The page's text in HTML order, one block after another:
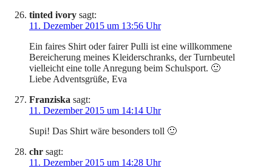
tinted ivory sagt:
11. Dezember 2015 um 13:56 Uhr
Ein faires Shirt oder fairer Pulli ist eine willkommene
Bereicherung meines Kleiderschranks, der Turnbeutel
vielleicht eine tolle Anregung beim Schulsport. 🙂
Liebe Adventsgrüße, Eva
Franziska sagt:
11. Dezember 2015 um 14:14 Uhr
Supi! Das Shirt wäre besonders toll 🙂
chr sagt:
11. Dezember 2015 um 14:28 Uhr